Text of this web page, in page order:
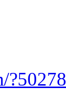
?50278